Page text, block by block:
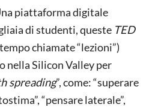
piattaforma digitale
di studenti, queste TED
chiamate “lezioni”)
nella Silicon Valley per
spreading”, come: “superare
“pensare laterale”,